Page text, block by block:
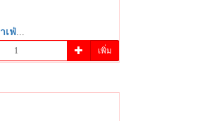
เฟ่​ ...
เพิ่ม